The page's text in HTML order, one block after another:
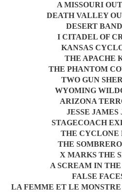
A MISSOURI
DEATH VALLEY
DESERT
I CITADEL OF
KANSAS
THE APACHE
THE PHANTOM
TWO GUN
WYOMING
ARIZONA
JESSE JAMES
STAGECOACH
THE CYCLONE
THE
X MARKS THE
A SCREAM IN THE
FALSE
LA FEMME ET LE